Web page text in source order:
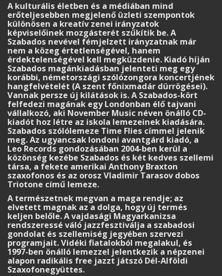
A kulturális életben és a médiában mind
erőteljesebben megjelenő üzleti szempontok
különösen a kreatív zenei irányzatok
képviselőinek mozgásterét szűkítik be. A
Szabados nevével fémjelzett irányzatnak már
nem a közeg értetlenségével, hanem
érdektelenségével kell megküzdenie. Kiadó híján
Szabados magánkiadásban jelenteti meg egy
korábbi, németországi szólózongora koncertjének
hangfelvételét (A szent főnixmadár dürrögései).
Vannak persze új kilátások is. A Szabados-kört
felfedezi magának egy Londonban élő tajvani
vállalkozó, aki November Music néven önálló CD-
kiadót hoz létre az iskola lemezeinek kiadására.
Szabados szólólemeze Time Flies címmel jelenik
meg. Az ugyancsak londoni avantgárd kiadó, a
Leo Records gondozásában 2004-ben kerül a
közönség kezébe Szabados és két kedves szellemi
társa, a fekete amerikai Anthony Braxton
szaxofonos és az orosz Vladimir Tarasov dobos
Triotone című lemeze.
A természetnek megvan a maga rendje; az
elvetett magnak az a dolga, hogy új termés
keljen belőle. A vajdasági Magyarkanizsa
rendszeressé váló jazzfesztiválja a szabadosi
gondolat és szellemiség jegyében szervezi
programjait. Vidéki fiatalokból megalakul, és
1997-ben önálló lemezzel jelentkezik a népzenei
alapon radikális free jazzt játszó Dél-Alföldi
Szaxofonegyüttes.